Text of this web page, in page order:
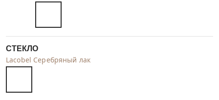
СТЕКЛО
Lacobel Серебряный лак